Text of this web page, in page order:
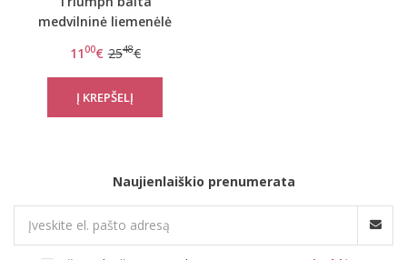
medvilninė liemenėlė
1100€ 2548€
Naujienlaiškio prenumerata